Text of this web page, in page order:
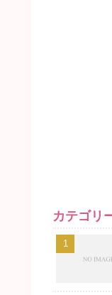
カテゴリ